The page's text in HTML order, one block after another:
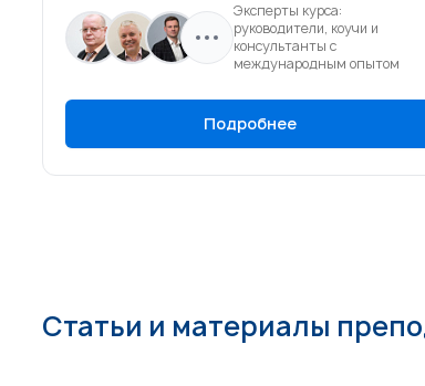
Эксперты курса:
руководители, коучи и
консультанты с
международным опытом
Подробнее
Статьи и материалы